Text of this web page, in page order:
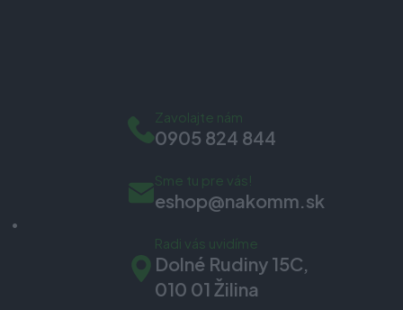
Zavolajte nám
0905 824 844
Sme tu pre vás!
eshop@nakomm.sk
Radi vás uvidíme
Dolné Rudiny 15C,
010 01 Žilina